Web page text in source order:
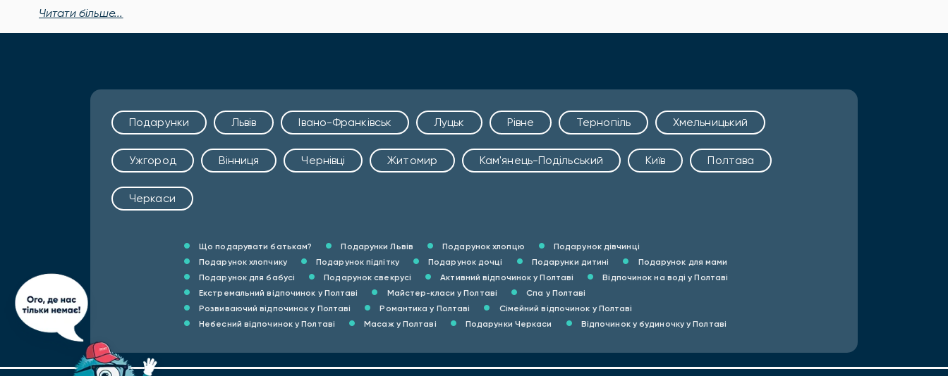
Читати більше...
Подарунки Львів Івано-Франківськ Луцьк Рівне Тернопіль Хмельницький
Ужгород Вінниця Чернівці Житомир Кам'янець-Подільський Київ Полтава
Черкаси
Що подарувати батькам? Подарунки Львів Подарунок хлопцю
Подарунок дівчинці
Подарунок хлопчику
Подарунок підлітку Подарунок дочці Подарунки дитині
Подарунок для мами
Подарунок для бабусі
Подарунок свекрусі Активний відпочинок у Полтаві
Відпочинок на воді у Полтаві
Екстремальний відпочинок у Полтаві
Майстер-класи у Полтаві
Спа у Полтаві
Розвиваючий відпочинок у Полтаві
Романтика у Полтаві
Сімейний відпочинок у Полтаві
Небесний відпочинок у Полтаві
Масаж у Полтаві Подарунки Черкаси Відпочинок у будиночку у Полтаві